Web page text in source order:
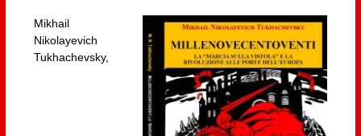
Mikhail
Nikolayevich
Tukhachevsky,